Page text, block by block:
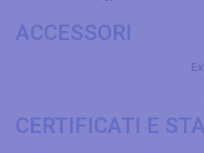
ACCESSORI
CERTIFICATI E